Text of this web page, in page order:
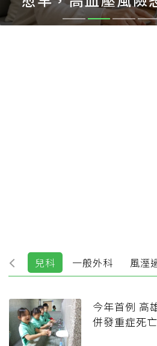
容 兒科 一般外科 風溼
今年首例 高
併發重症死亡